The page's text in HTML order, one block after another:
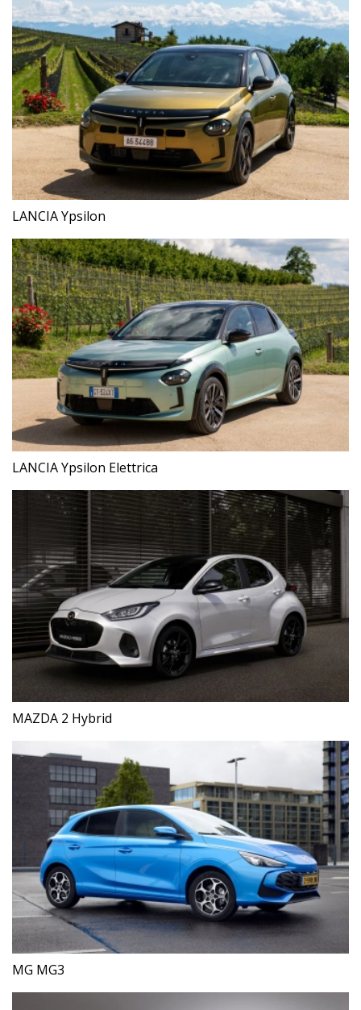
LANCIA Ypsilon
LANCIA Ypsilon Elettrica
MAZDA 2 Hybrid
MG MG3